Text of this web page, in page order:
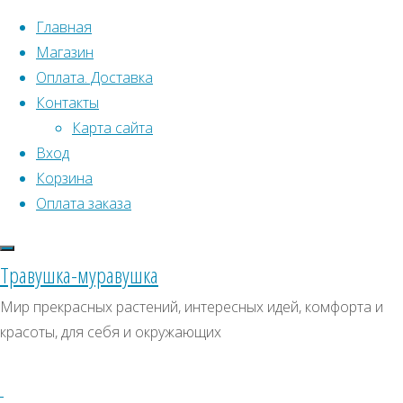
Перейти к содержимому
Главная
Магазин
Оплата. Доставка
Контакты
Карта сайта
Вход
Корзина
Оплата заказа
Травушка-муравушка
Мир прекрасных растений, интересных идей, комфорта и
красоты, для себя и окружающих
Что искать:
Поиск
растений
открытого
грунтаМноголетние
Искать:
СКИДКИ, АКЦИИ
Категории магазина